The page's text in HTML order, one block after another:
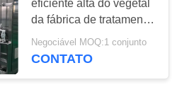
30
eficiente alta do vegetal
da fábrica de tratamento
380v da cenoura
Negociável MOQ:1 conjunto
CONTATO